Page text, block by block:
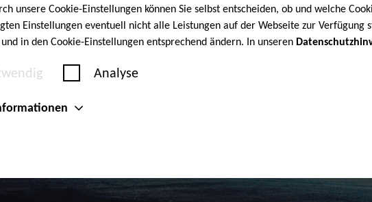
unsere Cookie-Einstellungen können Sie selbst entscheiden, ob und welche
Einstellungen eventuell nicht alle Leistungen auf der Webseite zur Verfügung
in den Cookie-Einstellungen entsprechend ändern. In unseren
Analyse
Informationen